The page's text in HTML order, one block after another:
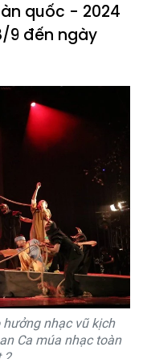
quốc - 2024
9 đến ngày
hưởng nhạc vũ kịch
Ca múa nhạc toàn